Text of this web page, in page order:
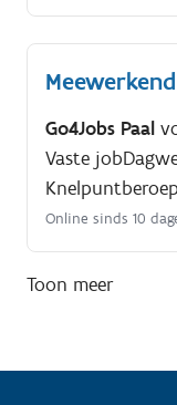
Go4Jobs Paal
Vaste job
Knelpuntberoep
Online sinds 10
Toon meer